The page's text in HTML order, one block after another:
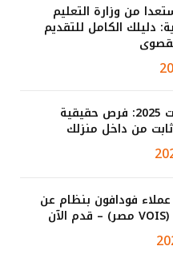
من وزارة التعليم
دليلك الكامل للتقديم
شغل من البيت 2025: فرص حقيقية
من داخل منزلك
فودافون بنظام عن